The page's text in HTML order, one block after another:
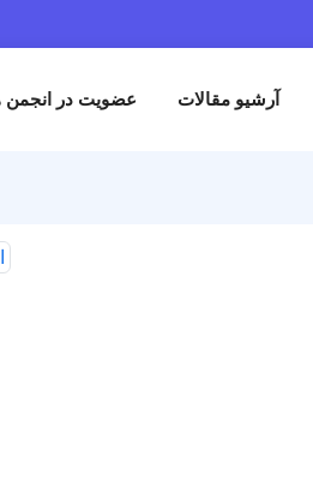
آرشیو مقالات عضویت در انجمن